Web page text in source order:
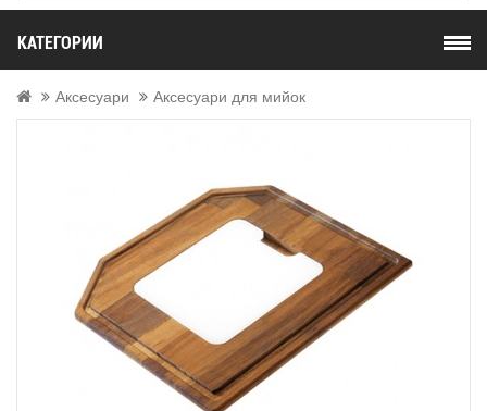
КАТЕГОРИИ
Аксесуари Аксесуари для мийок